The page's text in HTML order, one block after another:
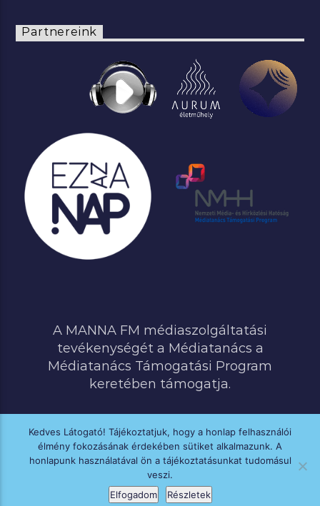
Partnereink
A MANNA FM médiaszolgáltatási
tevékenységét a Médiatanács a
Médiatanács Támogatási Program
keretében támogatja.
MINDEN JOG FENNTARTVA © 2020 MANNA FM
Kedves Látogató! Tájékoztatjuk, hogy a honlap felhasználói
élmény fokozásának érdekében sütiket alkalmazunk. A
honlapunk használatával ön a tájékoztatásunkat tudomásul
veszi.
Elfogadom
Részletek